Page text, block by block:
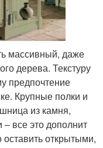
массивный, даже
дерева. Текстуру
предпочтение
Крупные полки и
из камня,
все это дополнит
оставить открытыми,